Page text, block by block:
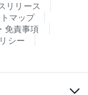
リリース
マップ
免責事項
シー